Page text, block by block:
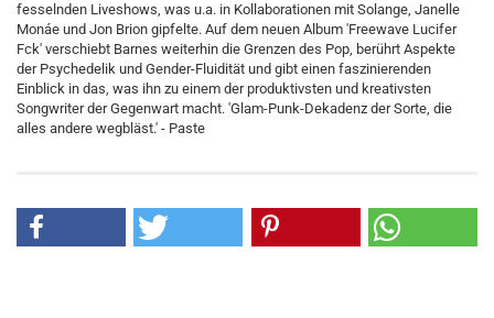
fesselnden Liveshows, was u.a. in Kollaborationen mit Solange, Janelle
Monáe und Jon Brion gipfelte. Auf dem neuen Album 'Freewave Lucifer
Fck' verschiebt Barnes weiterhin die Grenzen des Pop, berührt Aspekte
der Psychedelik und Gender-Fluidität und gibt einen faszinierenden
Einblick in das, was ihn zu einem der produktivsten und kreativsten
Songwriter der Gegenwart macht. 'Glam-Punk-Dekadenz der Sorte, die
alles andere wegbläst.' - Paste